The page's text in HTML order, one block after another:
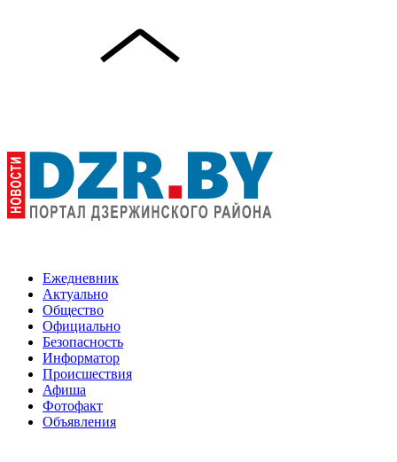
Ежедневник
Актуально
Общество
Официально
Безопасность
Информатор
Происшествия
Афиша
Фотофакт
Объявления